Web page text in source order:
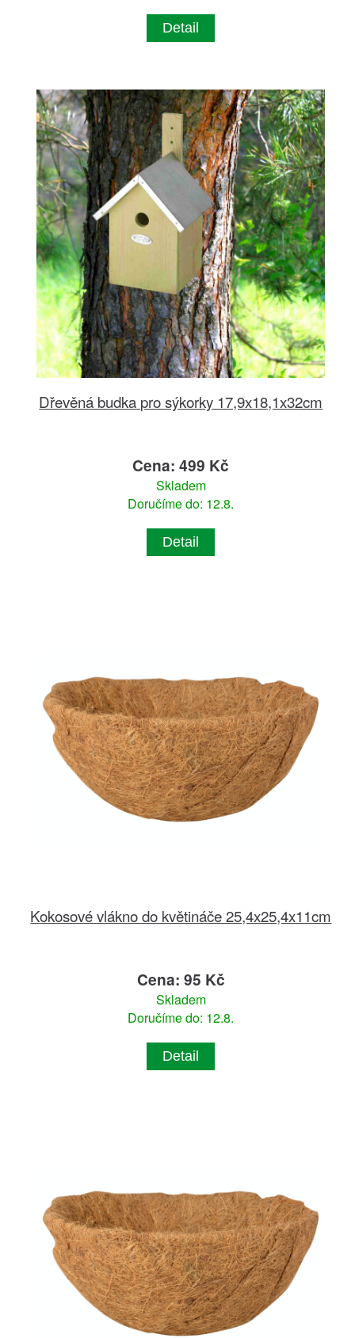
Detail
Dřevěná budka pro sýkorky 17,9x18,1x32cm
Cena: 499 Kč
Skladem
Doručíme do: 12.8.
Detail
Kokosové vlákno do květináče 25,4x25,4x11cm
Cena: 95 Kč
Skladem
Doručíme do: 12.8.
Detail